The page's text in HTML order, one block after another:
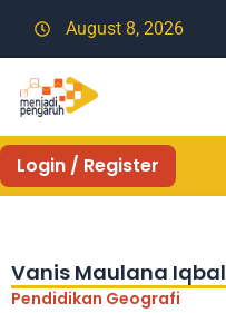
August 8, 2026
Login / Register
Vanis Maulana Iqbal
Pendidikan Geografi